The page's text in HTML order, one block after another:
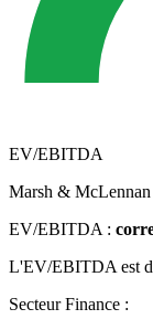
EV/EBITDA
Marsh &
EV/EBITDA :
L'EV/EBITDA est
Secteur Finance :